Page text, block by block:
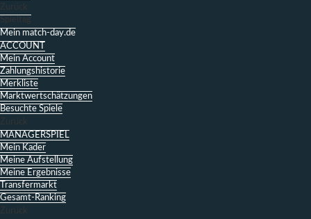
Zurück
Spieltag
Mein match-day.de
ACCOUNT
Mein Account
Zahlungshistorie
Merkliste
Marktwertschätzungen
Besuchte Spiele
Zurück
MANAGERSPIEL
Mein Kader
Meine Aufstellung
Meine Ergebnisse
Transfermarkt
Gesamt-Ranking
Zurück